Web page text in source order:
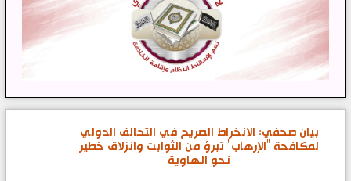
إذاعة المكتب/ سوريا
قناتنا على تيليغرام
بيان صحفي: الانخراط الصريح في التحالف الدولي
لمكافحة "الإرهاب" تبرؤ من الثوابت وانزلاق خطير
نحو الهاوية